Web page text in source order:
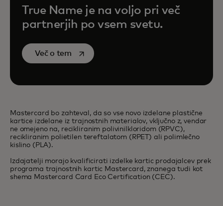
True Name je na voljo pri več
partnerjih po vsem svetu.
Več o temopens in a new tab
Mastercard bo zahteval, da so vse novo izdelane plastične
kartice izdelane iz trajnostnih materialov, vključno z, vendar
ne omejeno na, recikliranim polivinilkloridom (RPVC),
recikliranim polietilen tereftalatom (RPET) ali polimlečno
kislino (PLA).​
Izdajatelji morajo kvalificirati izdelke kartic prodajalcev prek
programa trajnostnih kartic Mastercard, znanega tudi kot
shema Mastercard Card Eco Certification (CEC).